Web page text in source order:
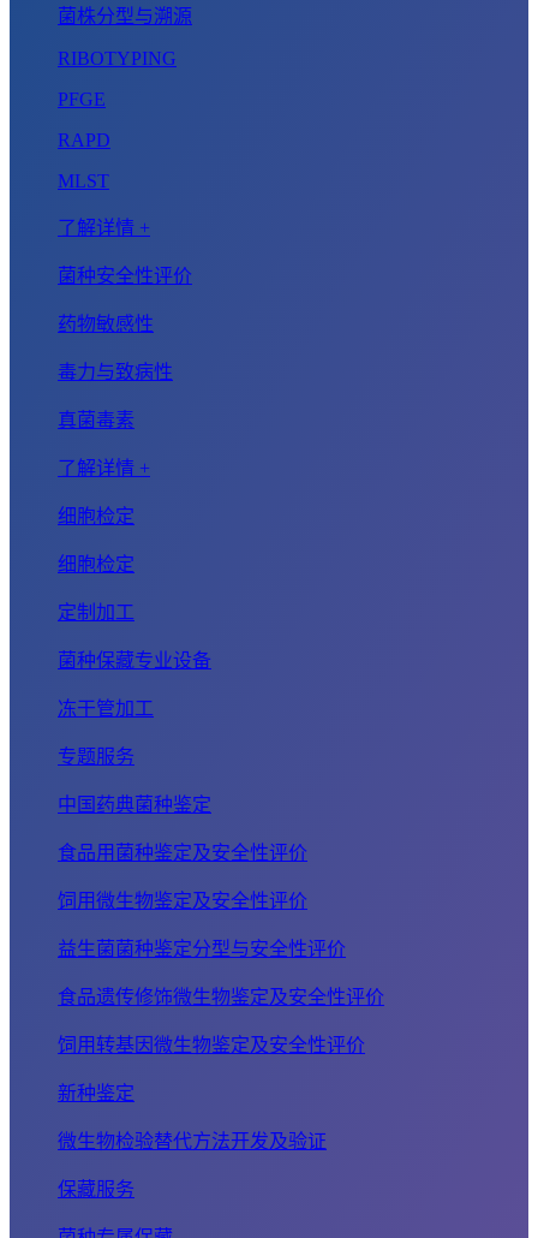
菌株分型与溯源
RIBOTYPING
PFGE
RAPD
MLST
了解详情 +
菌种安全性评价
药物敏感性
毒力与致病性
真菌毒素
了解详情 +
细胞检定
细胞检定
定制加工
菌种保藏专业设备
冻干管加工
专题服务
中国药典菌种鉴定
食品用菌种鉴定及安全性评价
饲用微生物鉴定及安全性评价
益生菌菌种鉴定分型与安全性评价
食品遗传修饰微生物鉴定及安全性评价
饲用转基因微生物鉴定及安全性评价
新种鉴定
微生物检验替代方法开发及验证
保藏服务